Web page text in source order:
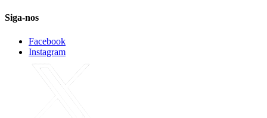
Siga-nos
Facebook
Instagram